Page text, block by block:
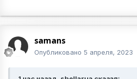
samans
Опубликовано 5 апреля, 2023